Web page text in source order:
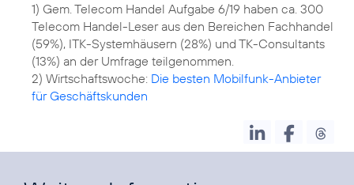
1) Gem. Telecom Handel Aufgabe 6/19 haben ca. 300
Telecom Handel-Leser aus den Bereichen Fachhandel
(59%), ITK-Systemhäusern (28%) und TK-Consultants
(13%) an der Umfrage teilgenommen.
2) Wirtschaftswoche: Die besten Mobilfunk-Anbieter
für Geschäftskunden